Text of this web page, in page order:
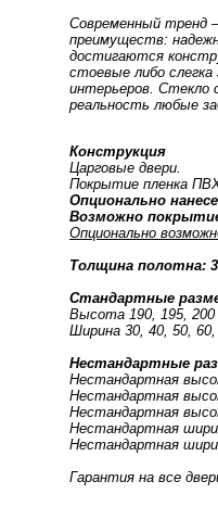
Современный тренд
преимуществ:
достигаются
стоевые либо
интерьеров. Стекло
реальность любые
Конструкция
Царговые двери.
Покрытие пленка
Опционально
Возможно
Опционально
Толщина полотна:
Стандартные
Высота 190, 195, 200
Ширина 30, 40, 50,
Нестандартные
Нестандартная
Нестандартная
Нестандартная
Нестандартная
Нестандартная
Гарантия на все